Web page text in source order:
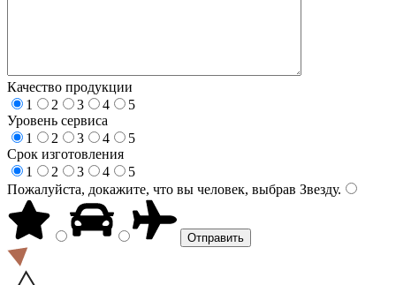
Качество продукции
1
2 3 4
5
Уровень сервиса
1
2 3 4
5
Срок изготовления
1
2 3 4
5
Пожалуйста, докажите, что вы человек, выбрав Звезду.